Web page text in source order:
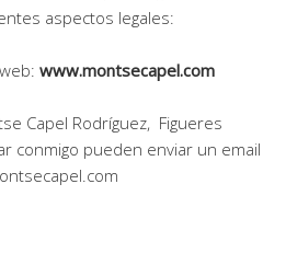
aspectos legales:
www.montsecapel.com
Capel Rodríguez, Figueres
conmigo pueden enviar un email